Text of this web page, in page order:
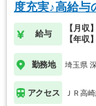
度充実♪高給
給与
【月収
【年収
勤務地 埼玉県
アクセス ＪＲ高